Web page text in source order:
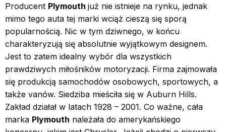
Producent Plymouth już nie istnieje na rynku, jednak
mimo tego auta tej marki wciąż cieszą się sporą
popularnością. Nic w tym dziwnego, w końcu
charakteryzują się absolutnie wyjątkowym designem.
Jest to zatem idealny wybór dla wszystkich
prawdziwych miłośników motoryzacji. Firma zajmowała
się produkcją samochodów osobowych, sportowych, a
także vanów. Siedziba mieściła się w Auburn Hills.
Zakład działał w latach 1928 – 2001. Co ważne, cała
marka Plymouth należała do amerykańskiego